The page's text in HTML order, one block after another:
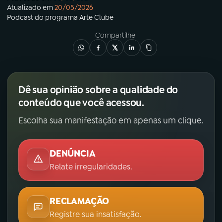
Atualizado em20/05/2026
Podcastdo programa Arte Clube
Compartilhe
Dê sua opinião sobre a qualidade do
conteúdo que você acessou.
Escolha sua manifestação em apenas um clique.
DENÚNCIA
Relate irregularidades.
RECLAMAÇÃO
Registre sua insatisfação.